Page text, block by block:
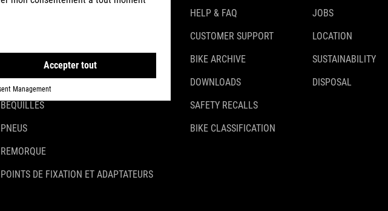
GARDE-BOUE
PORTE-BAGAGES
BÉQUILLES
PNEUS
REMORQUE
POINTS DE FIXATION ET ADAPTATEURS
HELP & FAQ
CUSTOMER SUPPORT
BIKE ARCHIVE
DOWNLOADS
SAFETY RECALLS
BIKE CLASSIFICATION
JOBS
LOCATION
SUSTAINABILITY
DISPOSAL